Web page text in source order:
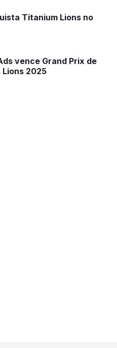
Titanium Lions no
vence Grand Prix de
Lions 2025